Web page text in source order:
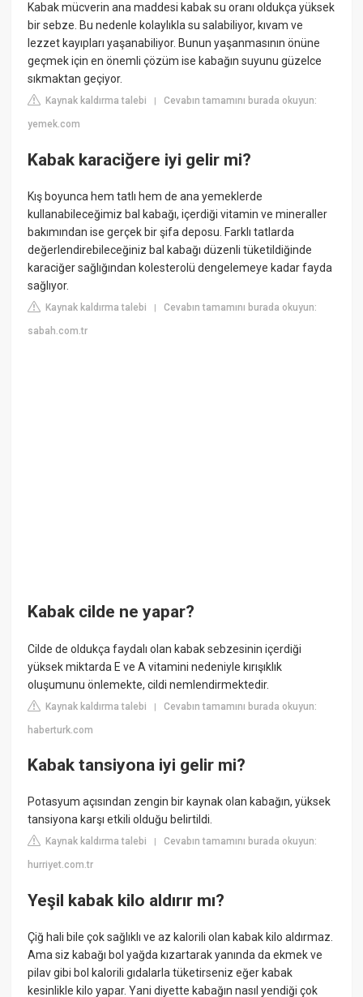
Kabak mücverin ana maddesi kabak su oranı oldukça yüksek
bir sebze. Bu nedenle kolaylıkla su salabiliyor, kıvam ve
lezzet kayıpları yaşanabiliyor. Bunun yaşanmasının önüne
geçmek için en önemli çözüm ise kabağın suyunu güzelce
sıkmaktan geçiyor.
Kaynak kaldırma talebi |Cevabın tamamını burada okuyun:
yemek.com
Kabak karaciğere iyi gelir mi?
Kış boyunca hem tatlı hem de ana yemeklerde
kullanabileceğimiz bal kabağı, içerdiği vitamin ve mineraller
bakımından ise gerçek bir şifa deposu. Farklı tatlarda
değerlendirebileceğiniz bal kabağı düzenli tüketildiğinde
karaciğer sağlığından kolesterolü dengelemeye kadar fayda
sağlıyor.
Kaynak kaldırma talebi |Cevabın tamamını burada okuyun:
sabah.com.tr
Kabak cilde ne yapar?
Cilde de oldukça faydalı olan kabak sebzesinin içerdiği
yüksek miktarda E ve A vitamini nedeniyle kırışıklık
oluşumunu önlemekte, cildi nemlendirmektedir.
Kaynak kaldırma talebi |Cevabın tamamını burada okuyun:
haberturk.com
Kabak tansiyona iyi gelir mi?
Potasyum açısından zengin bir kaynak olan kabağın, yüksek
tansiyona karşı etkili olduğu belirtildi.
Kaynak kaldırma talebi |Cevabın tamamını burada okuyun:
hurriyet.com.tr
Yeşil kabak kilo aldırır mı?
Çiğ hali bile çok sağlıklı ve az kalorili olan kabak kilo aldırmaz.
Ama siz kabağı bol yağda kızartarak yanında da ekmek ve
pilav gibi bol kalorili gıdalarla tüketirseniz eğer kabak
kesinlikle kilo yapar. Yani diyette kabağın nasıl yendiği çok